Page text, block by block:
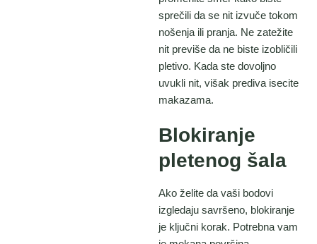
sprečili da se nit izvuče tokom
nošenja ili pranja. Ne zatežite
nit previše da ne biste izobličili
pletivo. Kada ste dovoljno
uvukli nit, višak prediva isecite
makazama.
Blokiranje
pletenog šala
Ako želite da vaši bodovi
izgledaju savršeno, blokiranje
je ključni korak. Potrebna vam